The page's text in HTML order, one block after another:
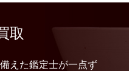
取
えた鑑定士が一点ず